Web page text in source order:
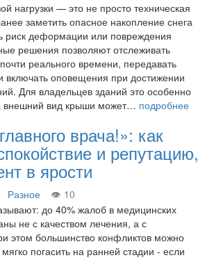
нагрузки — это не просто техническая
заметить опасное накопление снега
риск деформации или повреждения
решения позволяют отслеживать
реального времени, передавать
включать оповещения при достижении
Для владельцев зданий это особенно
внешний вид крыши может… подробнее
врача!»: как
и репутацию,
в ярости
Разное
10
до 40% жалоб в медицинских
не с качеством лечения, а с
этом большинство конфликтов можно
погасить на ранней стадии - если